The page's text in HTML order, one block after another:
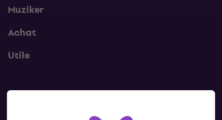
Muziker
Achat
Utile